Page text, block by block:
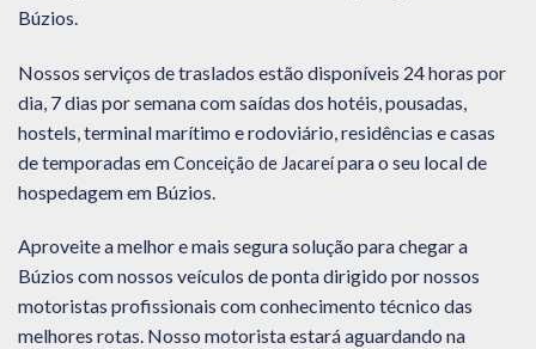
Búzios.
Nossos serviços de traslados estão disponíveis 24 horas por
dia, 7 dias por semana com saídas dos hotéis, pousadas,
hostels, terminal marítimo e rodoviário, residências e casas
de temporadas emConceição de Jacareípara o seu local de
hospedagem em Búzios.
Aproveite a melhor e mais segura solução para chegar a
Búzios com nossos veículos de ponta dirigido por nossos
motoristas profissionais com conhecimento técnico das
melhores rotas. Nosso motorista estará aguardando na